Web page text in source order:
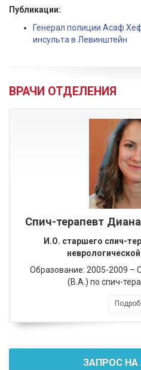
Публикации:
Генерал полиции Асаф
инсульта в Левинштейн
ВРАЧИ ОТДЕЛЕНИЯ
Спич-терапевт
И.О. старшего спич-
Образование: 2005-2009 –
(В.А.) по спич-
ЗАПРОС НА